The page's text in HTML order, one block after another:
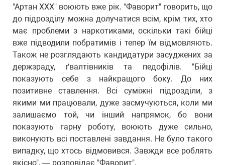
"Артан ХХХ" воюють вже рік. "Фаворит" говорить, що
до підрозділу можна долучатися всім, крім тих, хто
має проблеми з наркотиками, оскільки такі бійці
вже підводили побратимів і тепер їм відмовляють.
Також не розглядають кандидатури засуджених за
держзраду, ґвалтівників та педофілів. "Бійці
показують себе з найкращого боку. До них
позитивне ставлення. Всі суміжні підрозділи, з
якими ми працювали, дуже засмучуються, коли ми
залишаємо той, чи інший напрямок, бо вони
показують гарну роботу, воюють дуже сильно,
виконують всі поставлені завдання. Не було такого
випадку, що хтось відмовився. Завжди все роблять
якісно", — розповідає "Фаворит".